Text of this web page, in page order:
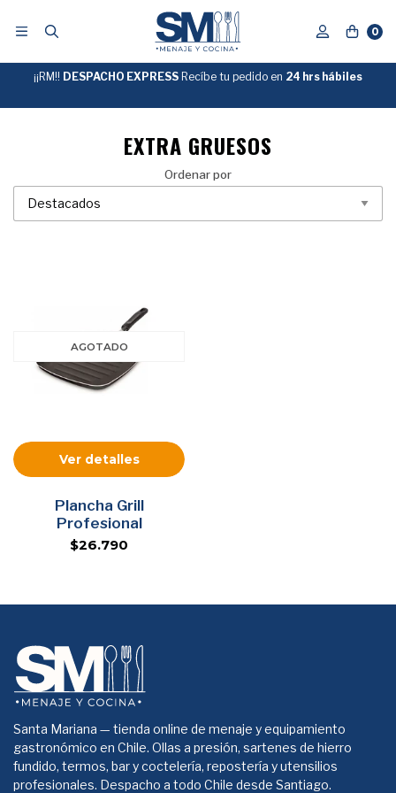
0
GRATIS
SOBRE
¡¡RM!! DESPACHO EXPRESS Recíbe tu pedido en 24 hrs hábiles
EXTRA GRUESOS
Ordenar por
Ver detalles
AGOTADO
Plancha Grill
Profesional
$26.790
Santa Mariana — tienda online de menaje y equipamiento
gastronómico en Chile. Ollas a presión, sartenes de hierro
fundido, termos, bar y coctelería, repostería y utensilios
profesionales. Despacho a todo Chile desde Santiago.